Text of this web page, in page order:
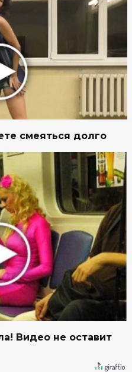
смеяться долго
Видео не оставит